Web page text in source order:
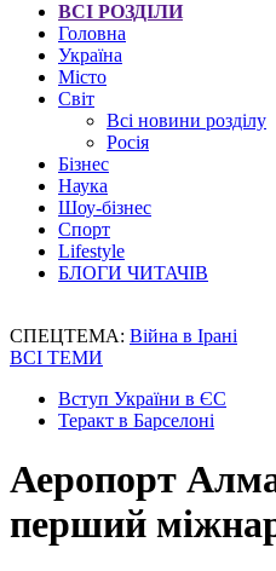
ВСІ РОЗДІЛИ
Головна
Україна
Місто
Світ
Всі новини розділу
Росія
Бізнес
Наука
Шоу-бізнес
Спорт
Lifestyle
БЛОГИ ЧИТАЧІВ
СПЕЦТЕМА: Війна в Ірані
ВСІ ТЕМИ
Вступ України в ЄС
Теракт в Барселоні
Аеропорт
перший